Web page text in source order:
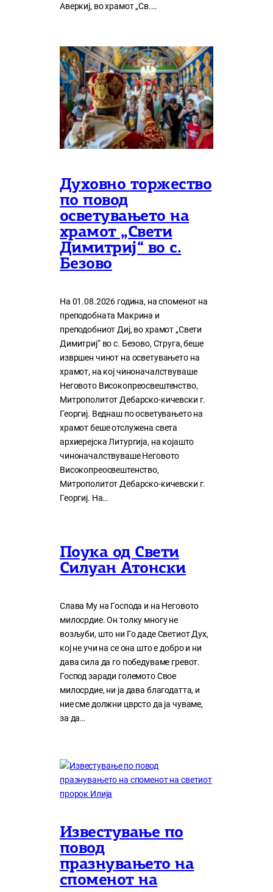
Аверкиј, во храмот „Св.…
Духовно торжество
по повод
осветувањето на
храмот „Свети
Димитриј“ во с.
Безово
На 01.08.2026 година, на споменот на
преподобната Макрина и
преподобниот Диј, во храмот „Свети
Димитриј“ во с. Безово, Струга, беше
извршен чинот на осветувањето на
храмот, на кој чиноначалствуваше
Неговото Високопреосвештенство,
Митрополитот Дебарско-кичевски г.
Георгиј. Веднаш по осветувањето на
храмот беше отслужена света
архиерејска Литургија, на којашто
чиноначалствуваше Неговото
Високопреосвештенство,
Митрополитот Дебарско-кичевски г.
Георгиј. На…
Поука од Свети
Силуан Атонски
Слава Му на Господа и на Неговото
милосрдие. Он толку многу нe
возљуби, што ни Го даде Светиот Дух,
кој нe учи на сe она што е добро и ни
дава сила да го победуваме гревот.
Господ заради големото Свое
милосрдие, ни ја дава благодатта, и
ние сме должни цврсто да ја чуваме,
за да…
Известување по
повод
празнувањето на
споменот на